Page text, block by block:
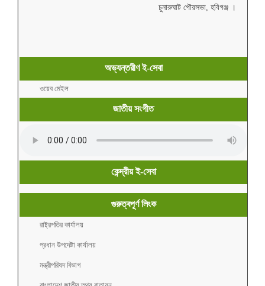
চুনারুঘাট পৌরসভা, হবিগঞ্জ ।
অভ্যন্তরীণ ই-সেবা
ওয়েব মেইল
জাতীয় সংগীত
কেন্দ্রীয় ই-সেবা
গুরুত্বপূর্ণ লিংক
রাষ্ট্রপতির কার্যালয়
প্রধান উপদেষ্টা কার্যালয়
মন্ত্রীপরিষদ বিভাগ